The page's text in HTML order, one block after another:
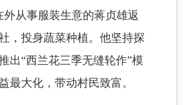
外从事服装生意的蒋贞雄返
，投身蔬菜种植。他坚持探
出“西兰花三季无缝轮作”模
最大化，带动村民致富。